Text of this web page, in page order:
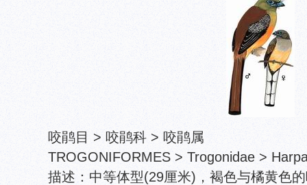
咬鹃目 > 咬鹃科 > 咬鹃属
TROGONIFORMES > Trogonidae >
描述：中等体型(29厘米)，褐色与橘黄色